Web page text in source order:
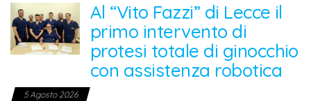
Al “Vito Fazzi” di Lecce il
primo intervento di
protesi totale di ginocchio
con assistenza robotica
5 Agosto 2026